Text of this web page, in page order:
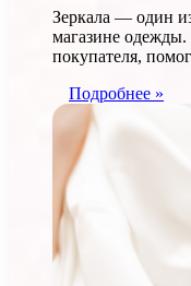
Зеркала — один
магазине
покупателя,
Подробнее »